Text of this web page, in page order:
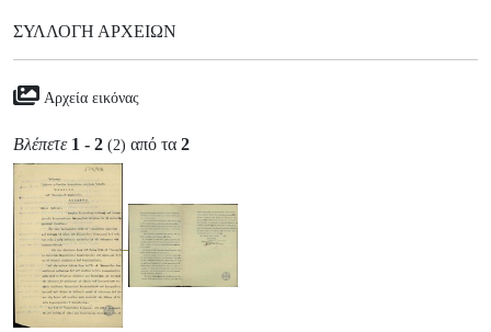
ΣΥΛΛΟΓΉ ΑΡΧΕΊΩΝ
Αρχεία εικόνας
Βλέπετε 1 - 2 (2) από τα 2